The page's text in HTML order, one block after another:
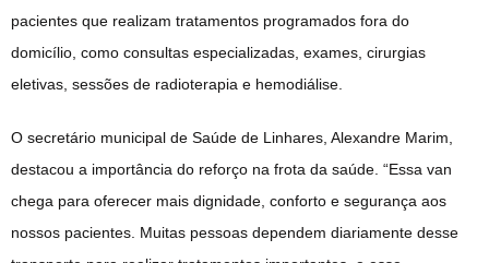
pacientes que realizam tratamentos programados fora do
domicílio, como consultas especializadas, exames, cirurgias
eletivas, sessões de radioterapia e hemodiálise.
O secretário municipal de Saúde de Linhares, Alexandre Marim,
destacou a importância do reforço na frota da saúde. “Essa van
chega para oferecer mais dignidade, conforto e segurança aos
nossos pacientes. Muitas pessoas dependem diariamente desse